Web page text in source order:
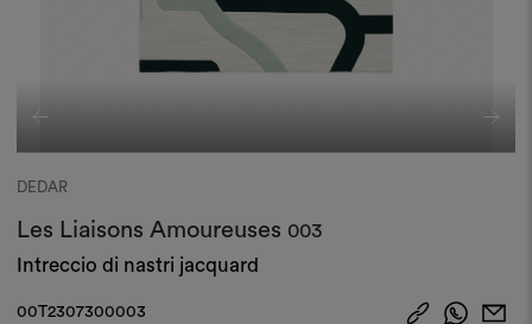
DEDAR
Les Liaisons Amoureuses 003
Intreccio di nastri jacquard
00T2307300003